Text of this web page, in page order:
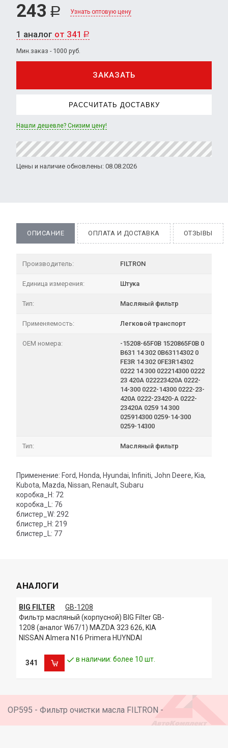
243 Р Узнать оптовую цену
1 аналог от 341 Р
Мин.заказ - 1000 руб.
ЗАКАЗАТЬ
РАССЧИТАТЬ ДОСТАВКУ
Нашли дешевле? Снизим цену!
Цены и наличие обновлены: 08.08.2026
ОПИСАНИЕ ОПЛАТА И ДОСТАВКА ОТЗЫВЫ
Производитель: FILTRON
Единица измерения: Штука
Тип: Масляный фильтр
Применяемость: Легковой транспорт
OEM номера:
-15208-65F0B 1520865F0B 0
B631 14 302 0B63114302 0
FE3R 14 302 0FE3R14302
0222 14 300 022214300 0222
23 420A 022223420A 0222-
14-300 0222-14300 0222-23-
420A 0222-23420-A 0222-
23420A 0259 14 300
025914300 0259-14-300
0259-14300
Тип: Масляный фильтр
Применение: Ford, Honda, Hyundai, Infiniti, John Deere, Kia,
Kubota, Mazda, Nissan, Renault, Subaru
коробка_H: 72
коробка_L: 76
блистер_W: 292
блистер_H: 219
блистер_L: 77
АНАЛОГИ
BIG FILTER
GB-1208
Фильтр масляный (корпусной) BIG Filter GB-
1208 (аналог W67/1) MAZDA 323 626, KIA
NISSAN Almera N16 Primera HUYNDAI
341 в наличии: более 10 шт.
OP595 - Фильтр очистки масла FILTRON -